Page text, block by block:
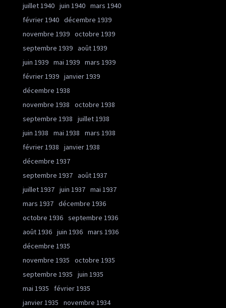
juillet 1940 juin 1940 mars 1940
février 1940 décembre 1939
novembre 1939 octobre 1939
septembre 1939 août 1939
juin 1939 mai 1939 mars 1939
février 1939 janvier 1939
décembre 1938
novembre 1938
octobre 1938
septembre 1938
juillet 1938
juin 1938
mai 1938
mars 1938
février 1938
janvier 1938
décembre 1937
septembre 1937 août 1937
juillet 1937 juin 1937 mai 1937
mars 1937 décembre 1936
octobre 1936 septembre 1936
août 1936 juin 1936 mars 1936
décembre 1935
novembre 1935
octobre 1935
septembre 1935
juin 1935
mai 1935
février 1935
janvier 1935
novembre 1934